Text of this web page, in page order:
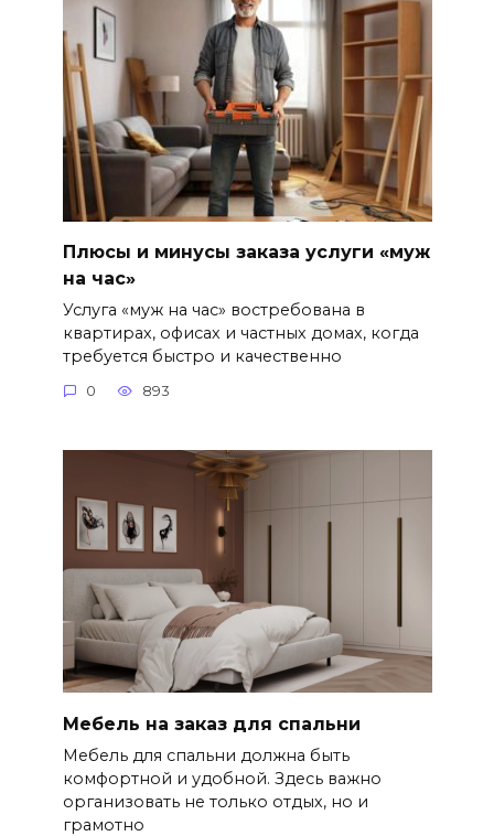
Плюсы и минусы заказа услуги «муж
на час»
Услуга «муж на час» востребована в
квартирах, офисах и частных домах, когда
требуется быстро и качественно
0 893
Мебель на заказ для спальни
Мебель для спальни должна быть
комфортной и удобной. Здесь важно
организовать не только отдых, но и
грамотно